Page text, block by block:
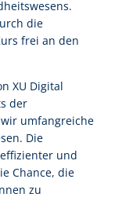
die
frei an den
XU Digital
der
umfangreiche
Die
und
Chance, die
zu